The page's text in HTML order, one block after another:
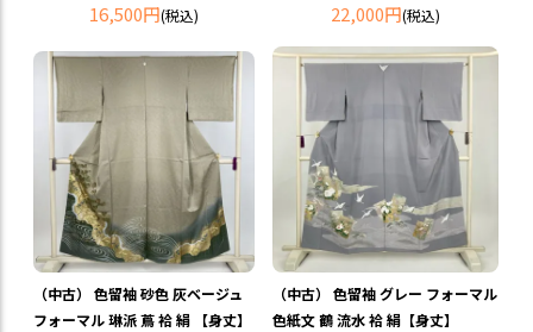
16,500円(税込) 22,000円(税込)
（中古） 色留袖 砂色 灰ベージュ
フォーマル 琳派 蔦 袷 絹 【身丈】
（中古） 色留袖 グレー フォーマル
色紙文 鶴 流水 袷 絹【身丈】